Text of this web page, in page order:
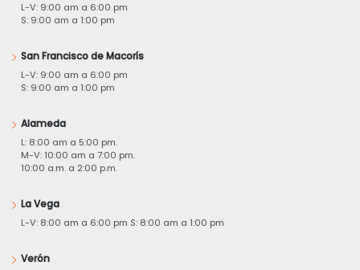
L-V: 9:00 am a 6:00 pm
S: 9:00 am a 1:00 pm
San Francisco de Macorís
L-V: 9:00 am a 6:00 pm
S: 9:00 am a 1:00 pm
Alameda
L: 8:00 am a 5:00 pm.
M-V: 10:00 am a 7:00 pm.
10:00 a.m. a 2:00 p.m.
La Vega
L-V: 8:00 am a 6:00 pm S: 8:00 am a 1:00 pm
Verón